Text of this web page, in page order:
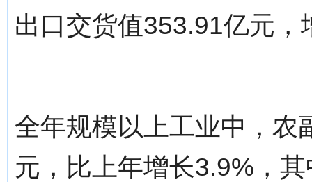
出口交货值353.91亿元，
全年规模以上工业中，农
元，比上年增长3.9%，